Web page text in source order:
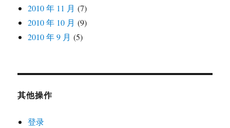
2010 年 11 月 (7)
2010 年 10 月 (9)
2010 年 9 月 (5)
其他操作
登录